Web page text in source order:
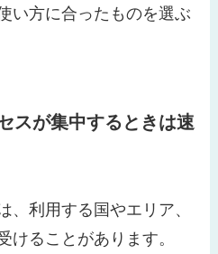
い方に合ったものを選ぶ
スが集中するときは速
、利用する国やエリア、
けることがあります。